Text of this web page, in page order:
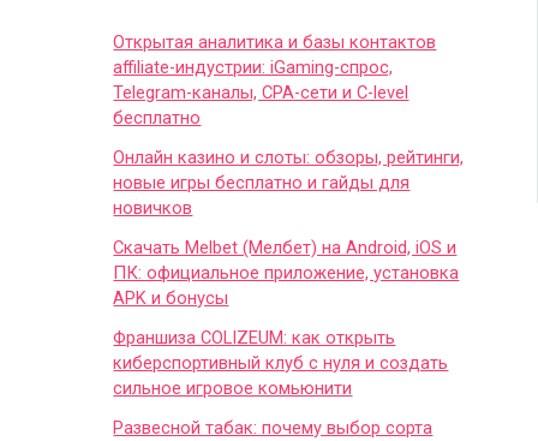
Открытая аналитика и базы контактов
affiliate-индустрии: iGaming-спрос,
Telegram-каналы, CPA-сети и C-level
бесплатно
Онлайн казино и слоты: обзоры, рейтинги,
новые игры бесплатно и гайды для
новичков
Скачать Melbet (Мелбет) на Android, iOS и
ПК: официальное приложение, установка
APK и бонусы
Франшиза COLIZEUM: как открыть
киберспортивный клуб с нуля и создать
сильное игровое комьюнити
Развесной табак: почему выбор сорта